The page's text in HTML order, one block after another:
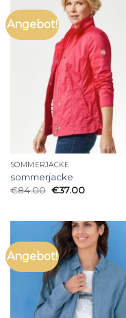
Angebot!
SOMMERJACKE
sommerjacke
€84.00 €37.00
Angebot!